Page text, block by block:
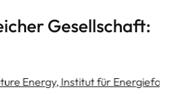
Gesellschaft: